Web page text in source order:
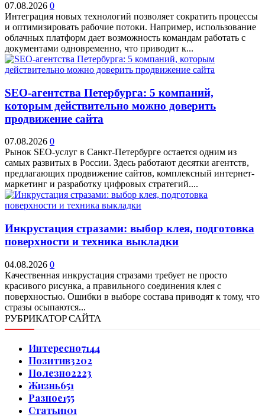
07.08.2026 0
Интеграция новых технологий позволяет сократить процессы
и оптимизировать рабочие потоки. Например, использование
облачных платформ дает возможность командам работать с
документами одновременно, что приводит к...
SEO-агентства Петербурга: 5 компаний,
которым действительно можно доверить
продвижение сайта
07.08.2026 0
Рынок SEO-услуг в Санкт-Петербурге остается одним из
самых развитых в России. Здесь работают десятки агентств,
предлагающих продвижение сайтов, комплексный интернет-
маркетинг и разработку цифровых стратегий....
Инкрустация стразами: выбор клея, подготовка
поверхности и техника выкладки
04.08.2026 0
Качественная инкрустация стразами требует не просто
красивого рисунка, а правильного соединения клея с
поверхностью. Ошибки в выборе состава приводят к тому, что
стразы осыпаются...
РУБРИКАТОР САЙТА
Интересно7144
Позитив3202
Полезно2223
Жизнь651
Разное155
Статьи101